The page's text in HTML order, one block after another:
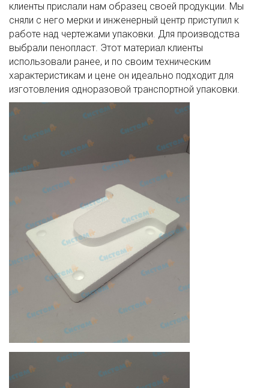
клиенты прислали нам образец своей продукции. Мы
сняли с него мерки и инженерный центр приступил к
работе над чертежами упаковки. Для производства
выбрали пенопласт. Этот материал клиенты
использовали ранее, и по своим техническим
характеристикам и цене он идеально подходит для
изготовления одноразовой транспортной упаковки.